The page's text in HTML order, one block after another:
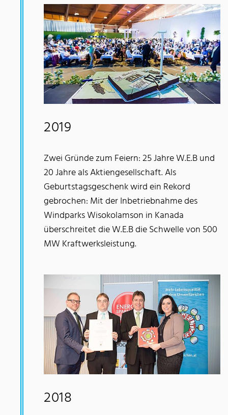
2019
Zwei Gründe zum Feiern: 25 Jahre W.E.B und
20 Jahre als Aktiengesellschaft. Als
Geburtstagsgeschenk wird ein Rekord
gebrochen: Mit der Inbetriebnahme des
Windparks Wisokolamson in Kanada
überschreitet die W.E.B die Schwelle von 500
MW Kraftwerksleistung.
2018